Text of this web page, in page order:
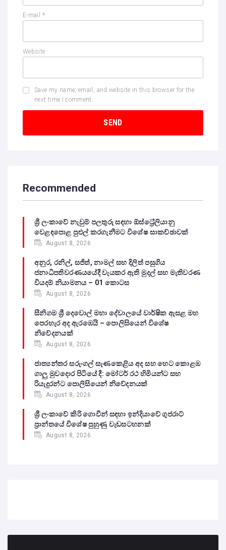
E-mail *
Website
Save my name, email, and website in this browser for the
next time I comment.
Recommended
ශ්‍රී ලංකාවේ නැවුම් පලතුරු සඳහා ඕස්ට්‍රේලියානු
වෙළඳපොළ පුළුල් කරගැනීමට විශේෂ සාකච්ඡාවක්
August 8, 2026
අනුර, රනිල්, සජිත්, නාමල් සහ දිලිත් පසුගිය
ජනාධිපතිවරණයයේදී වැයකර ඇති මුදල් සහ මැතිවරණ
වියදම් නියාමනය – 01 කොටස
August 8, 2026
සීනිගම ශ්‍රී දෙවොල් මහා දේවාලයේ වාර්ෂික ඇසළ මහ
පෙරහැර අද ඇරඹෙයි – පොලිසියෙන් විශේෂ
නිවේදනයක්
August 8, 2026
ජාත්‍යන්තර සරුංගල් සැණකෙළිය අද සහ හෙට කොළඹ
ගාලු මුවදොර පිටියේ දී: මෝටර් රථ හිමියන්ට සහ
රියැදුරන්ට පොලිසියෙන් නිවේදනයක්
August 8, 2026
ශ්‍රී ලංකාවේ කිරි ගොවීන් සඳහා ඉන්දියාවේ ගුජරාට්
ප්‍රාන්තයේ විශේෂ පුහුණු වැඩසටහනක්
August 8, 2026